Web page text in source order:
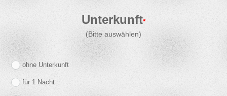
Unterkunft*
(Bitte auswählen)
ohne Unterkunft
für 1 Nacht